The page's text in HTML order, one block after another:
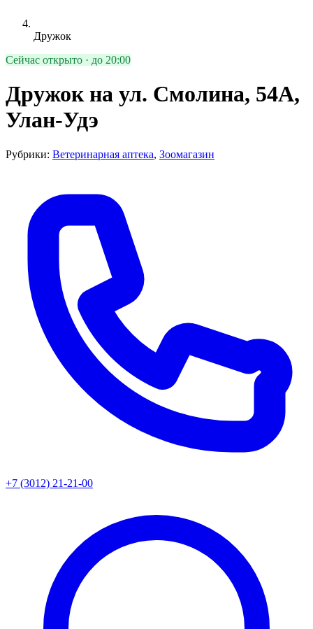
Дружок
Сейчас открыто · до 20:00
Дружок на ул. Смолина, 54А,
Улан-Удэ
Рубрики: Ветеринарная аптека, Зоомагазин
+7 (3012) 21-21-00